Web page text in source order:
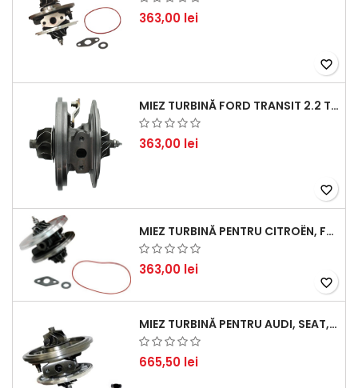
363,00 lei
favorite_border
MIEZ TURBINĂ FORD TRANSIT 2.2 TDCI (2007-2016)
363,00 lei
favorite_border
MIEZ TURBINĂ PENTRU CITROËN, FORD, MAZDA, MINI, PEUGEOT ȘI VOLVO - MOTORIZĂRI 1.6 HDI ȘI 1.6 D
363,00 lei
favorite_border
MIEZ TURBINĂ PENTRU AUDI, SEAT, SKODA ȘI VOLKSWAGEN - MOTORIZĂRI 2.0 TDI 103KW 140CP
665,50 lei